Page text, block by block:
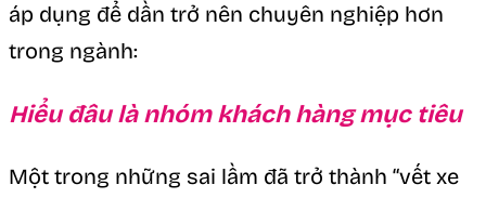
áp dụng để dần trở nên chuyên nghiệp hơn
trong ngành:
Hiểu đâu là nhóm khách hàng mục tiêu
Một trong những sai lầm đã trở thành “vết xe